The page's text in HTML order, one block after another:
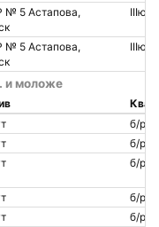
№ 5 Астапова,
IIIю
№ 5 Астапова,
IIIю
и моложе
Квал.
б/р
б/р
б/р
б/р
б/р